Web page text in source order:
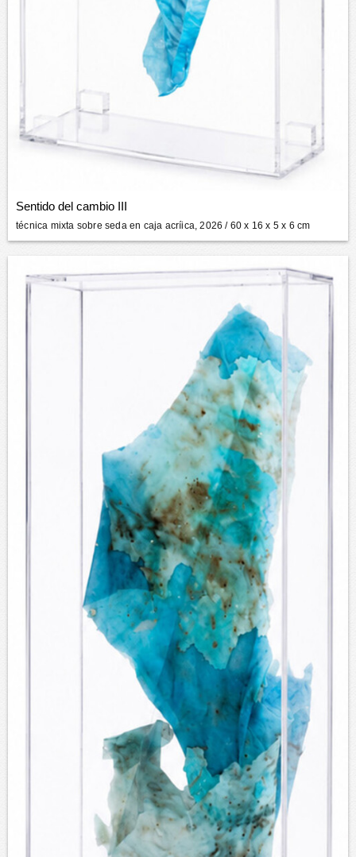
Sentido del cambio III
técnica mixta sobre seda en caja acríica, 2026 / 60 x 16 x 5 x 6 cm